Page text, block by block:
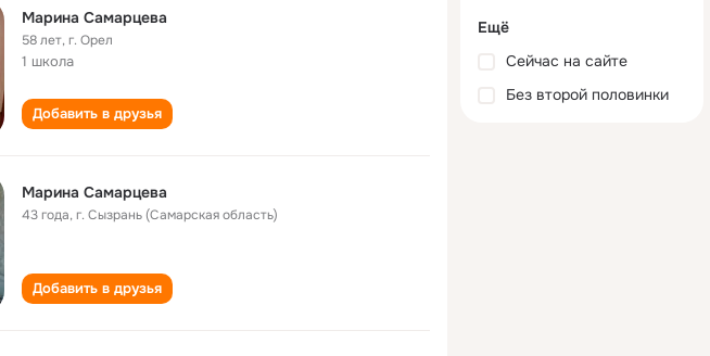
Марина Самарцева
58 лет,г. Орел
1 школа
Добавить в друзья
Марина Самарцева
43 года,г. Сызрань (Самарская область)
Добавить в друзья
Ещё
Сейчас на сайте
Без второй половинки